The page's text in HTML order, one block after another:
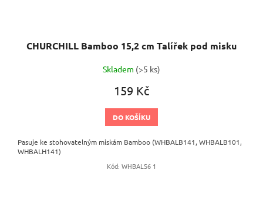
CHURCHILL Bamboo 15,2 cm Talířek pod misku
Skladem (>5 ks)
159 Kč
DO KOŠÍKU
Pasuje ke stohovatelným miskám Bamboo (WHBALB141, WHBALB101,
WHBALH141)
Kód: WHBALS6 1